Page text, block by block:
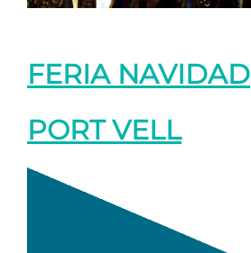
FERIA NAVIDAD
PORT VELL